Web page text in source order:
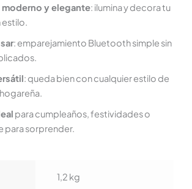
y elegante: ilumina y decora tu
estilo.
: emparejamiento Bluetooth simple sin
: queda bien con cualquier estilo de
para cumpleaños, festividades o
para sorprender.
1,2 kg